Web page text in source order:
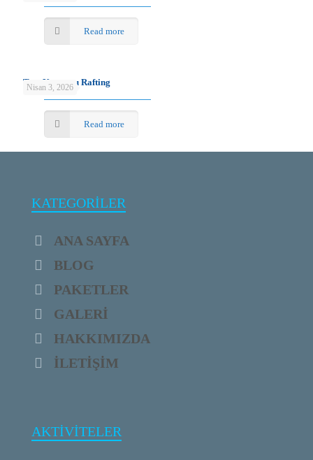
Read more
Nisan 3, 2026
Tazı Kanyonu Rafting
Read more
KATEGORİLER
ANA SAYFA
BLOG
PAKETLER
GALERİ
HAKKIMIZDA
İLETİŞİM
AKTİVİTELER